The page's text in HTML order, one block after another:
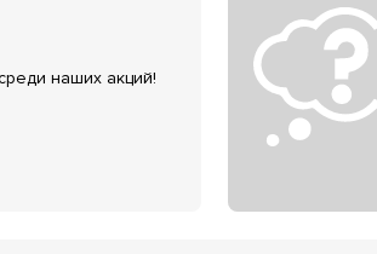
наших акций!